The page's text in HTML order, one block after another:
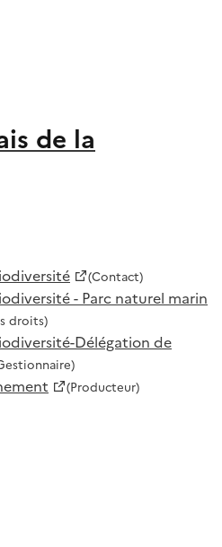
de la
(Contact)
- Parc naturel marin
droits)
Délégation de
(Producteur)